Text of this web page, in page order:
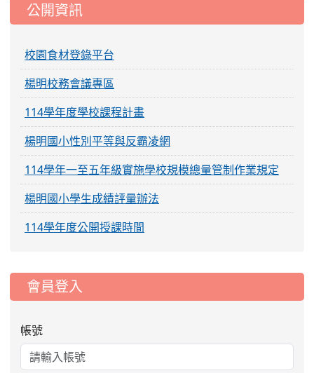
公開資訊
校園食材登錄平台
楊明校務會議專區
114學年度學校課程計畫
楊明國小性別平等與反霸凌網
114學年一至五年級實施學校規模總量管制作業規定
楊明國小學生成績評量辦法
114學年度公開授課時間
::: 會員登入
帳號